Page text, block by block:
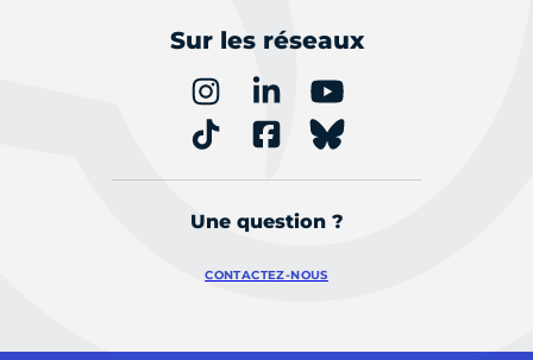
Sur les réseaux
Une question ?
CONTACTEZ-NOUS